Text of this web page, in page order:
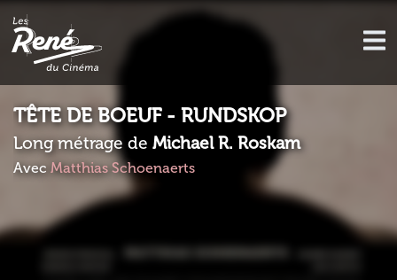
TÊTE DE BOEUF - RUNDSKOP
Long métrage de Michael R. Roskam
Avec Matthias Schoenaerts